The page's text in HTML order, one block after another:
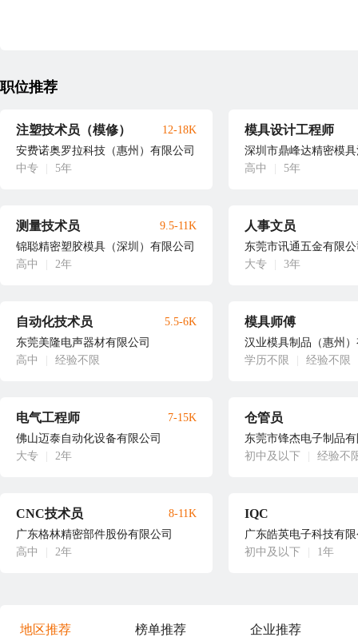
职位推荐
注塑技术员（模修）
安费诺奥罗拉科技（惠州）有限公司
中专
5年
12-18K 模具设计工程师
深圳市鼎峰达精密模
高中
5年
测量技术员
锦聪精密塑胶模具（深圳）有限公司
高中
2年
9.5-11K 人事文员
东莞市讯通五金有限
大专
3年
自动化技术员
东莞美隆电声器材有限公司
高中
经验不限
5.5-6K 模具师傅
汉业模具制品（惠州
学历不限
经验不限
电气工程师
佛山迈泰自动化设备有限公司
大专
2年
7-15K 仓管员
东莞市锋杰电子制品
初中及以下
经验不
CNC技术员
广东格林精密部件股份有限公司
高中
2年
8-11K IQC
广东皓英电子科技有
初中及以下
1年
地区推荐 榜单推荐 企业推荐